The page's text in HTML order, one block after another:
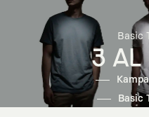
Basic
3 AL
Basic